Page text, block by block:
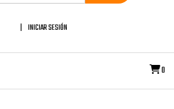
INICIAR SESIÓN
0